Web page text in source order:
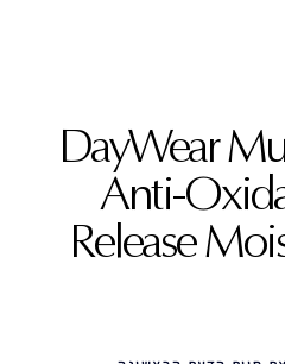
DayWear
Anti-
Release